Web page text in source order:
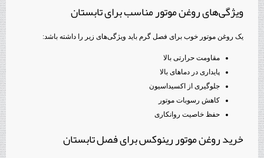
ویژگی‌های روغن موتور مناسب برای تابستان
یک روغن موتور خوب برای فصل گرم باید ویژگی‌های زیر را داشته باشد:
مقاومت حرارتی بالا
پایداری در دماهای بالا
جلوگیری از اکسیداسیون
کاهش رسوبات موتور
حفظ خاصیت روانکاری
خرید روغن موتور رینوکس برای فصل تابستان